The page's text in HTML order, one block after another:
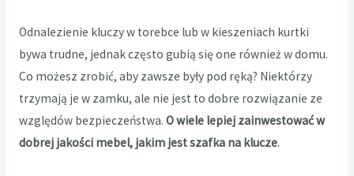
Odnalezienie kluczy w torebce lub w kieszeniach kurtki
bywa trudne, jednak często gubią się one również w domu.
Co możesz zrobić, aby zawsze były pod ręką? Niektórzy
trzymają je w zamku, ale nie jest to dobre rozwiązanie ze
względów bezpieczeństwa. O wiele lepiej zainwestować w
dobrej jakości mebel, jakim jestszafka na klucze.